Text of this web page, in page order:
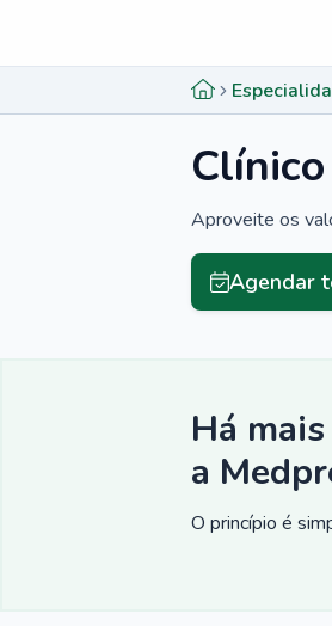
Aproveite os
Agendar
Há
a
O princípio é